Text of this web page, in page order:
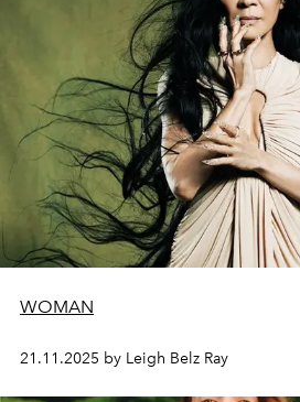
WOMAN
21.11.2025 by Leigh Belz Ray